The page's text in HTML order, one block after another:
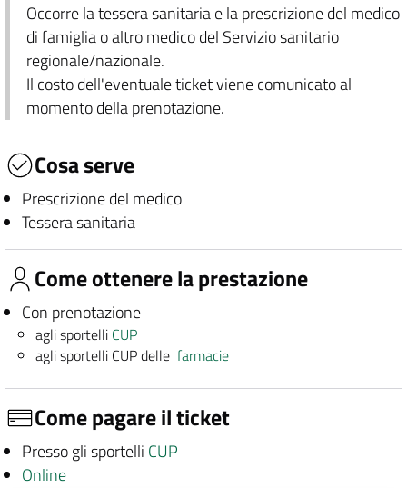
Occorre la tessera sanitaria e la prescrizione del medico
di famiglia o altro medico del Servizio sanitario
regionale/nazionale.
Il costo dell'eventuale ticket viene comunicato al
momento della prenotazione.
Cosa serve
Prescrizione del medico
Tessera sanitaria
Come ottenere la prestazione
Con prenotazione
agli sportelli CUP
agli sportelli CUP dellefarmacie
Come pagare il ticket
Presso gli sportelli CUP
Online